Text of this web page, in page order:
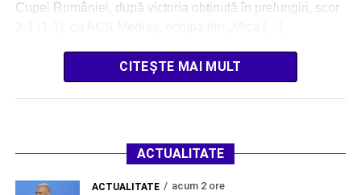
Cupei României, după victoria obținută în prelungiri, scor
CITEȘTE MAI MULT
ACTUALITATE
ACTUALITATE acum 2 ore